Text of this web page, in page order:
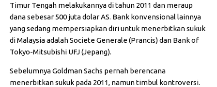
Timur Tengah melakukannya di tahun 2011 dan meraup
dana sebesar 500 juta dolar AS. Bank konvensional lainnya
yang sedang mempersiapkan diri untuk menerbitkan sukuk
di Malaysia adalahSociete Generale (Prancis) dan Bank of
Tokyo-Mitsubishi UFJ (Jepang).
Sebelumnya Goldman Sachs pernah berencana
menerbitkan sukuk pada 2011, namun timbul kontroversi.